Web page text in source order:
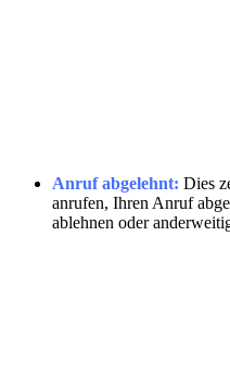
Anruf abgelehnt: Dies
anrufen, Ihren Anruf
ablehnen oder